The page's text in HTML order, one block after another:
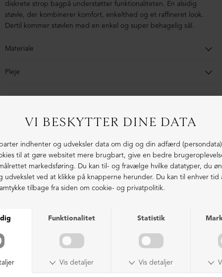
diskrete strop bagpå understøtter funktionaliteten. En alsidig
støvle, der kombinerer komfort, enkelthed og et raffineret look.
Dertil kommer støvlen med en enkel og super behagelig sål.
Materiale
blandingsmaterialer af syntetisk gummi.
Pleje
patina som skoen får med tiden.
Ekstraordinær kvalitet - produceret i Europa